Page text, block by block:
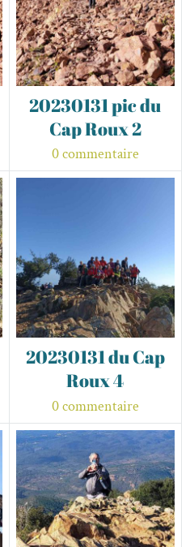
20230131 pic du
Cap Roux 2
0 commentaire
20230131 du Cap
Roux 4
0 commentaire